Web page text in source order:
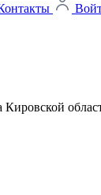
Кировской